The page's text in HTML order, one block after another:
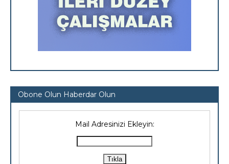
Obone Olun Haberdar Olun
Mail Adresinizi Ekleyin: